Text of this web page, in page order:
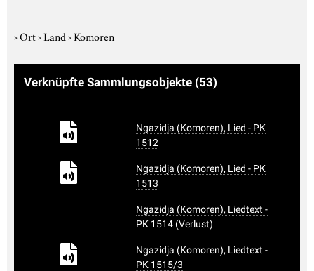
›Ort›Land›Komoren
Verknüpfte Sammlungsobjekte (53)
Ngazidja (Komoren), Lied - PK
1512
Ngazidja (Komoren), Lied - PK
1513
Ngazidja (Komoren), Liedtext -
PK 1514 (Verlust)
Ngazidja (Komoren), Liedtext -
PK 1515/3